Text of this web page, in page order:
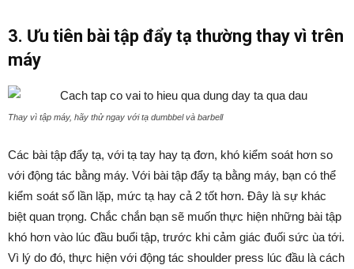
3. Ưu tiên bài tập đẩy tạ thường thay vì trên
máy
Thay vì tập máy, hãy thử ngay với tạ dumbbel và barbell
Các bài tập đẩy tạ, với tạ tay hay tạ đơn, khó kiểm soát hơn so
với động tác bằng máy. Với bài tập đẩy tạ bằng máy, bạn có thể
kiểm soát số lần lặp, mức tạ hay cả 2 tốt hơn. Đây là sự khác
biệt quan trọng. Chắc chắn bạn sẽ muốn thực hiện những bài tập
khó hơn vào lúc đầu buổi tập, trước khi cảm giác đuối sức ùa tới.
Vì lý do đó, thực hiện với động tác shoulder press lúc đầu là cách